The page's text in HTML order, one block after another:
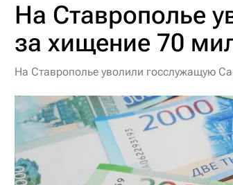
На Ставрополье
за хищение 70
На Ставрополье уволили госслужащую